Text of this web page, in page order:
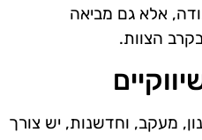
אלא גם מביאה
הצוות.
מעקב, וחדשנות, יש צורך